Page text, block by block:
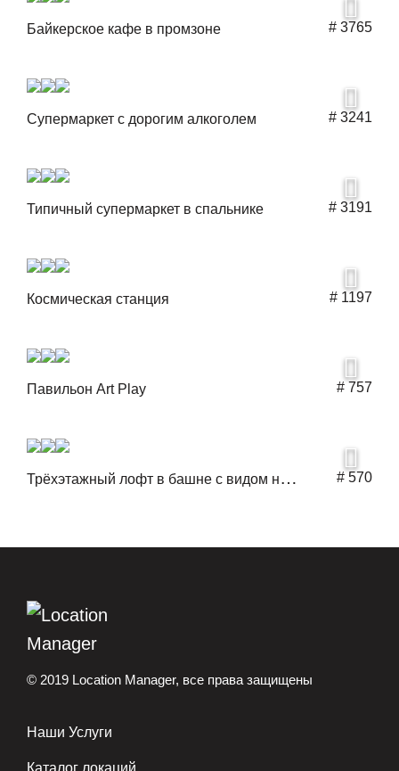
Байкерское кафе в промзоне # 3765
Супермаркет с дорогим алкоголем # 3241
Типичный супермаркет в спальнике # 3191
Космическая станция # 1197
Павильон Art Play # 757
Т
рёхэтажный лофт в башне с видом на Сити # 570
© 2019 Location Manager, все права защищены
Наши Услуги
Каталог локаций